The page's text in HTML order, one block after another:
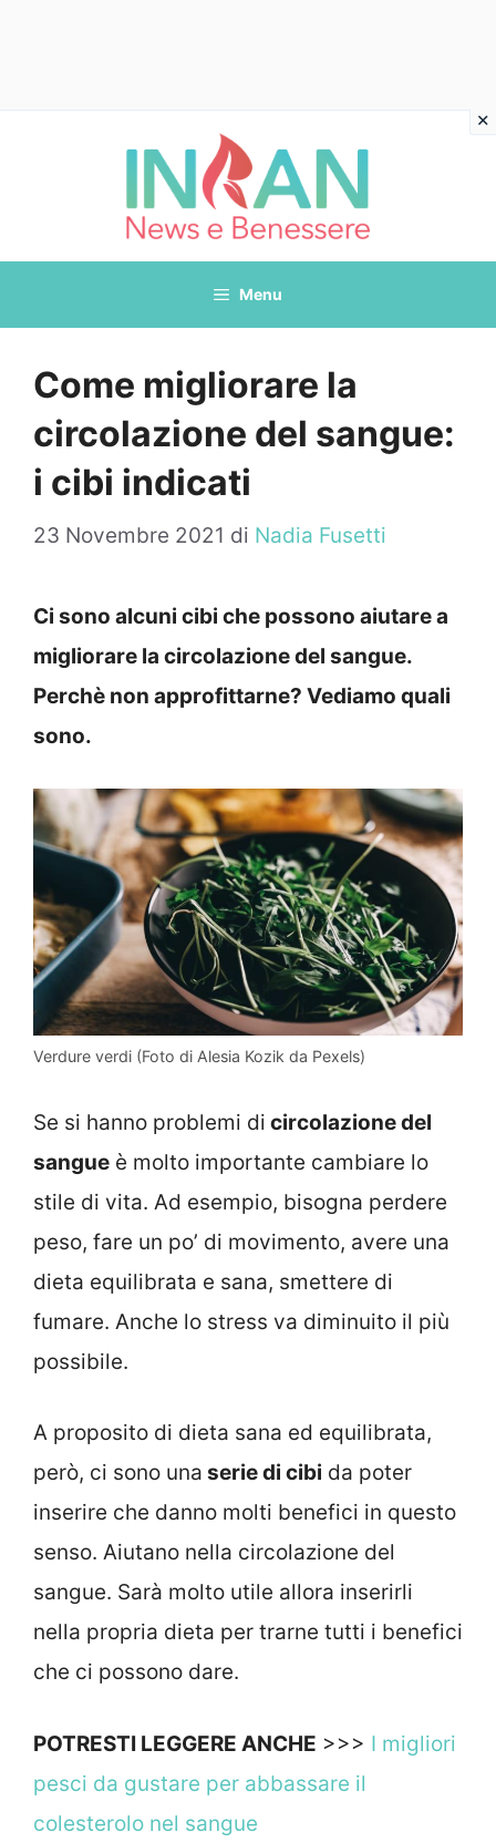
Menu
Come migliorare la
circolazione del sangue:
i cibi indicati
23 Novembre 2021 di Nadia Fusetti
Ci sono alcuni cibi che possono aiutare a
migliorare la circolazione del sangue.
Perchè non approfittarne? Vediamo quali
sono.
Verdure verdi (Foto di Alesia Kozik da Pexels)
Se si hanno problemi di circolazione del
sangue è molto importante cambiare lo
stile di vita. Ad esempio, bisogna perdere
peso, fare un po’ di movimento, avere una
dieta equilibrata e sana, smettere di
fumare. Anche lo stress va diminuito il più
possibile.
A proposito di dieta sana ed equilibrata,
però, ci sono una serie di cibi da poter
inserire che danno molti benefici in questo
senso. Aiutano nella circolazione del
sangue. Sarà molto utile allora inserirli
nella propria dieta per trarne tutti i benefici
che ci possono dare.
POTRESTI LEGGERE ANCHE >>> I migliori
pesci da gustare per abbassare il
colesterolo nel sangue